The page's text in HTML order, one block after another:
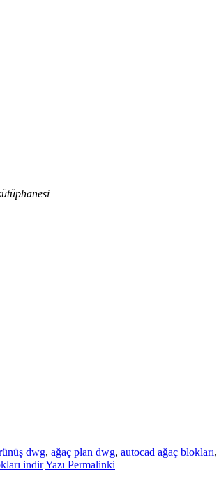
dwg, ağaç plan dwg, autocad ağaç blokları,
indirYazı Permalinki